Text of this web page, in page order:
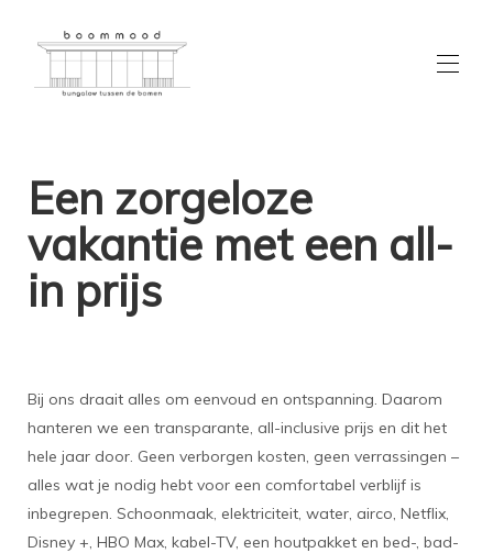
Custom page name
Over ons
Contact
Locatie
Een zorgeloze
vakantie met een all-
in prijs
Bij ons draait alles om eenvoud en ontspanning. Daarom
hanteren we een transparante, all-inclusive prijs en dit het
hele jaar door. Geen verborgen kosten, geen verrassingen –
alles wat je nodig hebt voor een comfortabel verblijf is
inbegrepen. Schoonmaak, elektriciteit, water, airco, Netflix,
Disney +, HBO Max, kabel-TV, een houtpakket en bed-, bad-